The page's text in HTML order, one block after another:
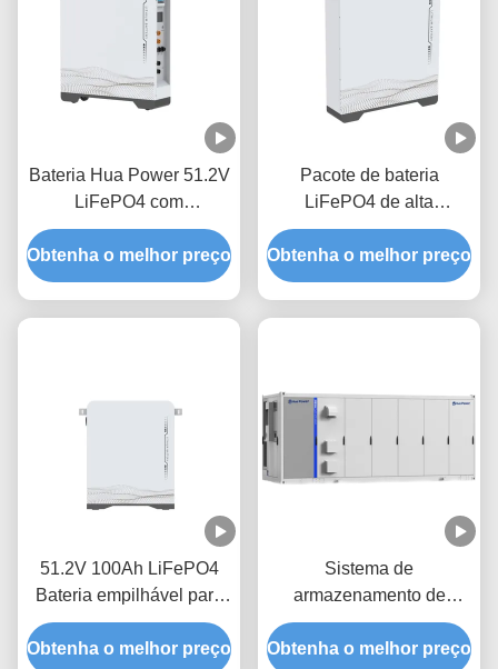
Bateria Hua Power 51.2V
LiFePO4 com
capacidade de 200Ah e
capacidade nominal de
10240Wh para longa vida
Obtenha o melhor preço
Pacote de bateria
LiFePO4 de alta
capacidade 51.2V 300Ah
com armazenamento de
energia de 15kWh para
Obtenha o melhor preço
51.2V 100Ah LiFePO4
Bateria empilhável para
armazenamento de
energia doméstica
Obtenha o melhor preço
Sistema de
armazenamento de
energia de resfriamento
líquido LiFePO4
Obtenha o melhor preço